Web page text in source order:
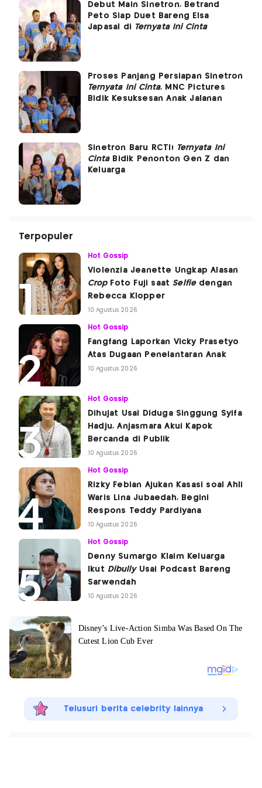
Debut Main Sinetron, Betrand
Peto Siap Duet Bareng Elsa
Japasal di Ternyata Ini Cinta
Proses Panjang Persiapan Sinetron
Ternyata Ini Cinta, MNC Pictures
Bidik Kesuksesan Anak Jalanan
Sinetron Baru RCTI! Ternyata Ini
CintaBidik Penonton Gen Z dan
Keluarga
Terpopuler
Hot Gossip
Violenzia Jeanette Ungkap Alasan
CropFoto Fuji saat Selfiedengan
Rebecca Klopper
10 Agustus 2026
Hot Gossip
Fangfang Laporkan Vicky Prasetyo
Atas Dugaan Penelantaran Anak
10 Agustus 2026
Hot Gossip
Dihujat Usai Diduga Singgung Syifa
Hadju, Anjasmara Akui Kapok
Bercanda di Publik
10 Agustus 2026
Hot Gossip
Rizky Febian Ajukan Kasasi soal Ahli
Waris Lina Jubaedah, Begini
Respons Teddy Pardiyana
10 Agustus 2026
Hot Gossip
Denny Sumargo Klaim Keluarga
Ikut DibullyUsai Podcast Bareng
Sarwendah
10 Agustus 2026
Telusuri berita celebrity lainnya